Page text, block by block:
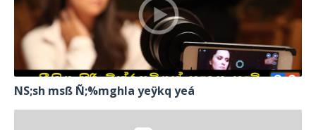
NS;sh msß Ñ;%mghla yeÿkq yeá